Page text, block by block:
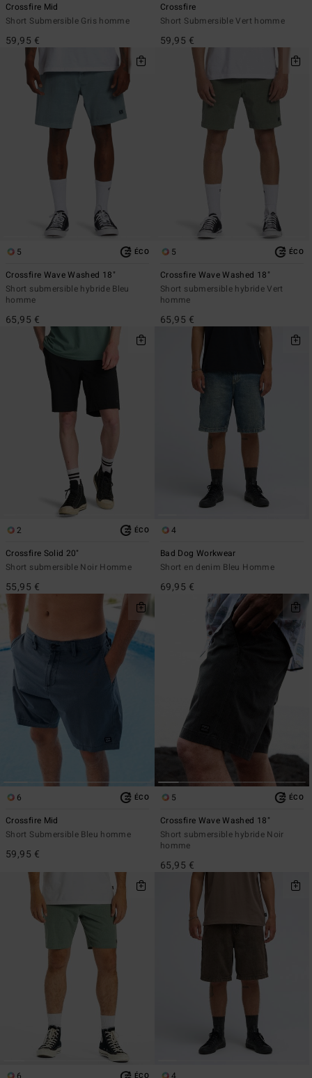
Crossfire Mid
Short Submersible Gris homme
59,95 €
Crossfire
Short Submersible Vert homme
59,95 €
5 ÉCO
Crossfire Wave Washed 18"
Short submersible hybride Bleu
homme
65,95 €
5 ÉCO
Crossfire Wave Washed 18"
Short submersible hybride Vert
homme
65,95 €
2 ÉCO
Crossfire Solid 20"
Short submersible Noir Homme
55,95 €
4
Bad Dog Workwear
Short en denim Bleu Homme
69,95 €
6 ÉCO
Crossfire Mid
Short Submersible Bleu homme
59,95 €
5 ÉCO
Crossfire Wave Washed 18"
Short submersible hybride Noir
homme
65,95 €